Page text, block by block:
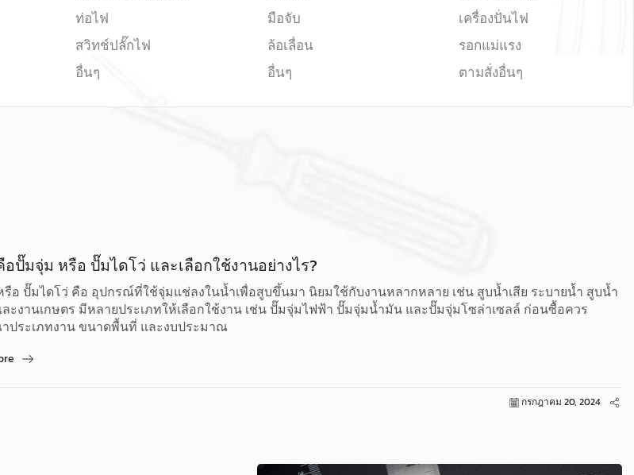
ท่อไฟ
สวิทช์ปลั๊กไฟ
อื่นๆ
มือจับ
ล้อเลื่อน
อื่นๆ
เครื่องปั่นไฟ
รอกแม่แรง
ตามสั่งอื่นๆ
อปั๊มจุ่ม หรือ ปั๊มไดโว่ และเลือกใช้งานอย่างไร?
อ ปั๊มไดโว่ คือ อุปกรณ์ที่ใช้จุ่มแช่ลงในน้ำเพื่อสูบขึ้นมา นิยมใช้กับงานหลากหลาย เช่น สูบน้ำเสีย ระบายน้ำ สูบน้ำ
ะงานเกษตร มีหลายประเภทให้เลือกใช้งาน เช่น ปั๊มจุ่มไฟฟ้า ปั๊มจุ่มน้ำมัน และปั๊มจุ่มโซล่าเซลล์ ก่อนซื้อควร
ประเภทงาน ขนาดพื้นที่ และงบประมาณ
กรกฎาคม 20, 2024